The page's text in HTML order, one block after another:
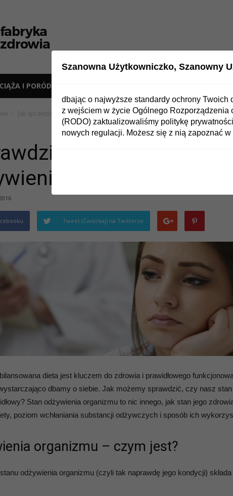
CIĄŻA I PORÓD
Jak sprawdzić ryzyko wystąpienia niedożywienia?
ryzyko wystąpienia
Tweet (Ćwierkaj) na Twitterze
dieta jest kluczem do zdrowia i prawidłowego
dbamy o siebie. Jak możemy sprawdzić, czy nasz
Stan odżywienia organizmu to nic innego, jak stan jego
poziom wchłaniania substancji odżywczych i sposób ich
organizmu – czym jest?
odżywienia organizmu (czyli tak naprawdę jego kondycji)
Szanowna Użytkowniczko, Szanowny
dbając o najwyższe standardy ochrony Twoich
z wejściem w życie Ogólnego Rozporządzenia
(RODO) zaktualizowaliśmy politykę
nowych regulacji. Możesz się z nią zapoznać w